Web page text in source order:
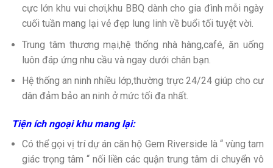
cực lớn khu vui chơi,khu BBQ dành cho gia đình mỗi ngày
cuối tuần mang lại vẻ đẹp lung linh về buổi tối tuyệt vời.
Trung tâm thương mại,hệ thống nhà hàng,café, ăn uống
luôn đáp ứng nhu cầu và ngay dưới chân bạn.
Hệ thống an ninh nhiều lớp,thường trực 24/24 giúp cho cư
dân đảm bảo an ninh ở mức tối đa nhất.
Tiện ích ngoại khu mang lại:
Có thể gọi vị trí dự án căn hộ Gem Riverside là “ vùng tam
giác trọng tâm “ nối liền các quận trung tâm di chuyển vô